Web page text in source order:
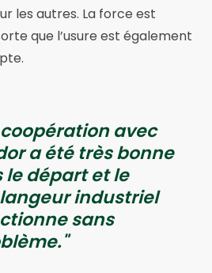
les autres. La force est
que l’usure est également
coopération avec
a été très bonne
le départ et le
industriel
sans